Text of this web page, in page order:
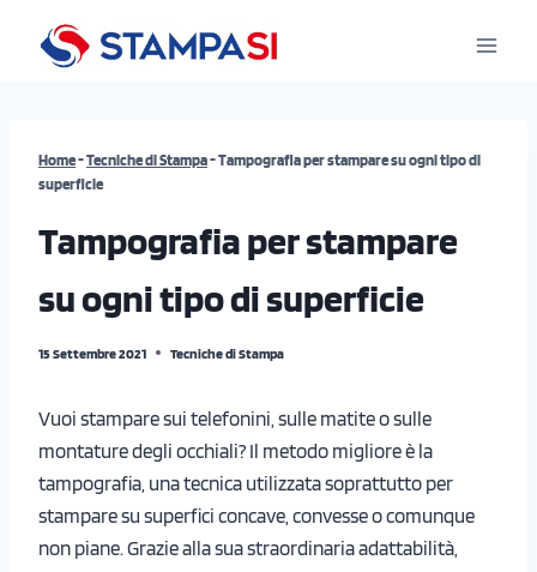
Home-Tecniche di Stampa-Tampografia per stampare su ogni tipo di
superficie
Tampografia per stampare
su ogni tipo di superficie
15 Settembre 2021 Tecniche di Stampa
Vuoi stampare sui telefonini, sulle matite o sulle
montature degli occhiali? Il metodo migliore è la
tampografia, una tecnica utilizzata soprattutto per
stampare su superfici concave, convesse o comunque
non piane. Grazie alla sua straordinaria adattabilità,